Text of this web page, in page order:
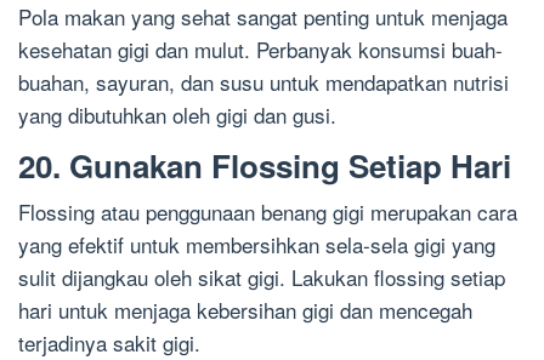
Pola makan yang sehat sangat penting untuk menjaga
kesehatan gigi dan mulut. Perbanyak konsumsi buah-
buahan, sayuran, dan susu untuk mendapatkan nutrisi
yang dibutuhkan oleh gigi dan gusi.
20. Gunakan Flossing Setiap Hari
Flossing atau penggunaan benang gigi merupakan cara
yang efektif untuk membersihkan sela-sela gigi yang
sulit dijangkau oleh sikat gigi. Lakukan flossing setiap
hari untuk menjaga kebersihan gigi dan mencegah
terjadinya sakit gigi.